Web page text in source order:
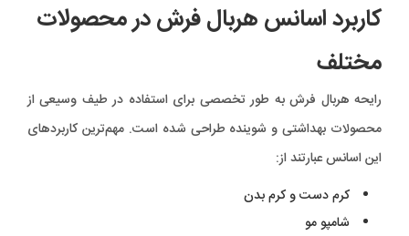
کاربرد اسانس هربال فرش در محصولات
مختلف
رایحه هربال فرش به طور تخصصی برای استفاده در طیف وسیعی از
محصولات بهداشتی و شوینده طراحی شده است. مهم‌ترین کاربردهای
این اسانس عبارتند از:
کرم دست و کرم بدن
شامپو مو